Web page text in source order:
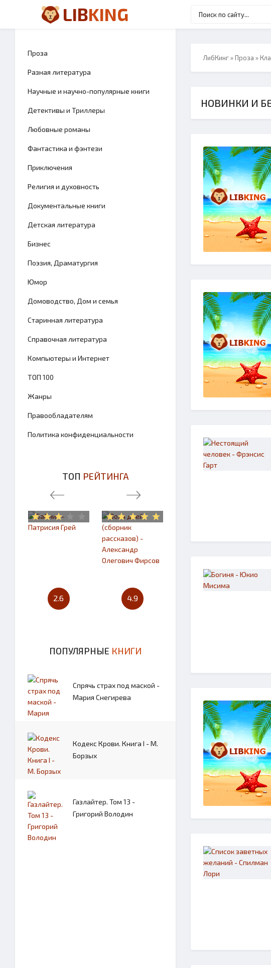
LIBKING
Проза
Разная литература
Научные и научно-популярные книги
Детективы и Триллеры
Любовные романы
Фантастика и фэнтези
Приключения
Религия и духовность
Документальные книги
Детская литература
Бизнес
Поэзия, Драматургия
Юмор
Домоводство, Дом и семья
Старинная литература
Справочная литература
Компьютеры и Интернет
TОП 100
Жанры
Правообладателям
Политика конфиденциальности
ТОП РЕЙТИНГА
2.6 4.9
ПОПУЛЯРНЫЕ КНИГИ
Спрячь страх под маской -
Мария Снегирева
Кодекс Крови. Книга I - М.
Борзых
Газлайтер. Том 13 -
Григорий Володин
ЛибКинг»Проза »
НОВИНКИ И